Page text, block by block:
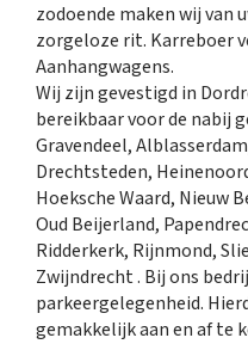
zodoende maken wij van
zorgeloze rit. Karreboer
Aanhangwagens.
Wij zijn gevestigd in
bereikbaar voor de nabij
Gravendeel,
Drechtsteden,
Hoeksche Waard, Nieuw
Oud Beijerland,
Ridderkerk, Rijnmond,
Zwijndrecht . Bij ons
parkeergelegenheid.
gemakkelijk aan en af te